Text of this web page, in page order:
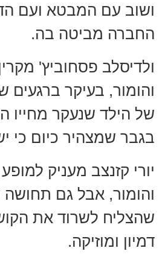
ושוב עם המבטא ועם
החברה מביטה בה.
ולדיסלב פסחוביץ'
והומור, בעיקר ברגעים
של הילד שנעקר מחייו
בגבר שמצהיר כיום כי
יורי קזנצב מעניק
והומור, אבל גם
שהצליח לשרוד את
דמיון ומוזיקה.